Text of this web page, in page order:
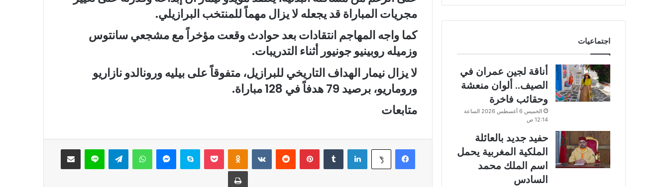
مجريات المباراة قد يجعله لا يزال مهماً للمنتخب البرازيلي.
كما واجه المهاجم انتقادات بعد حوادث وقعت مؤخراً مع مشجعي سانتوس
وزميله روبينيو جونيور أثناء التدريبات.
لا يزال نيمار الهداف التاريخي للبرازيل، متفوقاً على بيليه ورونالدو نازاريو
وروماريو، برصيد 79 هدفاً في 128 مباراة.
متابعات
فيسبوك ‫X لينكدإن بينتيريست سكايب واتساب لاين
اجتماعيات
أناقة لجين عمران في
الصيف.. ألوان منعشة
وحقائب فاخرة
الخميس 6 أغسطس 2026 الساعة
12:14 ص
حفيد جديد بالعائلة
الملكية المغربية يحمل
اسم الملك محمد
السادس